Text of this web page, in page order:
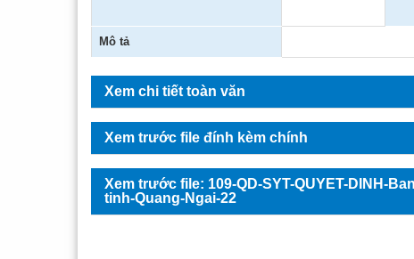
Mô tả
Xem chi tiết toàn văn
Xem trước file đính kèm chính
Xem trước file: 109-QD-SYT-QUYET-DINH-
tinh-Quang-Ngai-22